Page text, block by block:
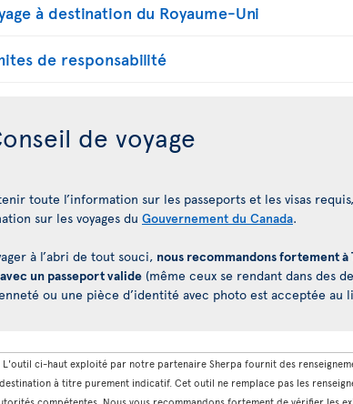
à destination du Royaume-Uni
de responsabilité
de voyage
toute l’information sur les passeports et les visas
sur les voyages du Gouvernement du Canada.
à l’abri de tout souci, nous recommandons fortement à
un passeport valide (même ceux se rendant dans des
ou une pièce d’identité avec photo est acceptée au
L'outil ci-haut exploité par notre partenaire Sherpa fournit des
à titre purement indicatif. Cet outil ne remplace pas les